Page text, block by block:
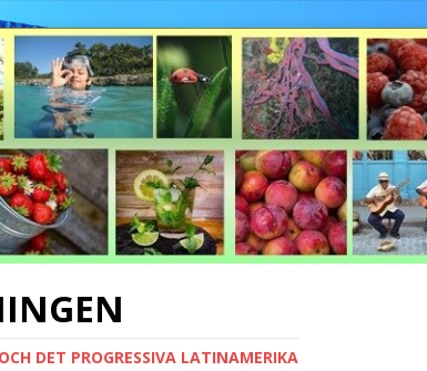
DET PROGRESSIVA LATINAMERIKA